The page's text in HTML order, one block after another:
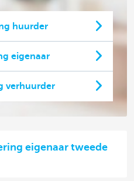
huurder
eigenaar
verhuurder
eigenaar tweede